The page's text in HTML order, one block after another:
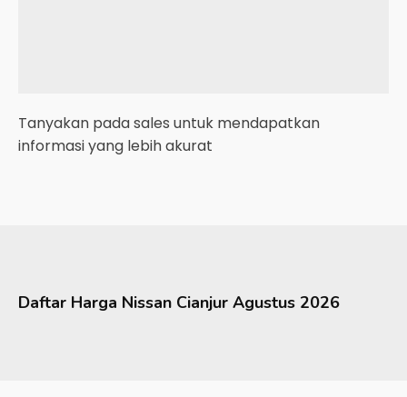
Tanyakan pada sales untuk mendapatkan
informasi yang lebih akurat
Daftar Harga Nissan Cianjur Agustus 2026